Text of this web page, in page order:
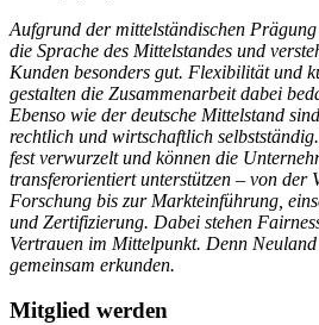
Aufgrund der mittelständischen
die Sprache des Mittelstandes und
Kunden besonders gut. Flexibilität und
gestalten die Zusammenarbeit dabei
Ebenso wie der deutsche Mittelstand
rechtlich und wirtschaftlich
fest verwurzelt und können die
transferorientiert unterstützen – von der
Forschung bis zur Markteinführung,
und Zertifizierung. Dabei stehen
Vertrauen im Mittelpunkt. Denn Neuland
gemeinsam erkunden.
Mitglied werden